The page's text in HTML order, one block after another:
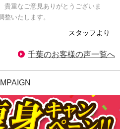
貴重なご意見ありがとうございま
いたします。
スタッフより
千葉のお客様の声一覧へ